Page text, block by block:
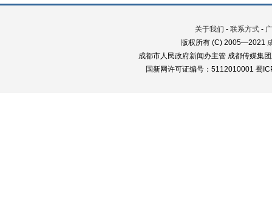
关于我们 - 联系方式 -
版权所有 (C) 2005—2021
成都市人民政府新闻办主管 成都传媒集
国新网许可证编号：5112010001 蜀